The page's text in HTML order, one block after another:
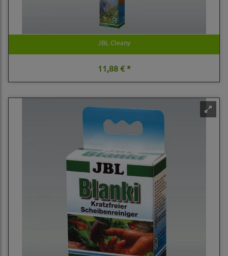
JBL Cleany
11,88 € *